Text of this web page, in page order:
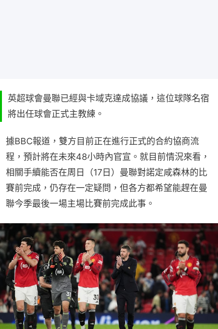
英超球會曼聯已經與卡域克達成協議，這位球隊名宿
將出任球會正式主教練。
據BBC報道，雙方目前正在進行正式的合約協商流
程，預計將在未來48小時內官宣。就目前情況來看，
相關手續能否在周日（17日）曼聯對諾定咸森林的比
賽前完成，仍存在一定疑問，但各方都希望能趕在曼
聯今季最後一場主場比賽前完成此事。